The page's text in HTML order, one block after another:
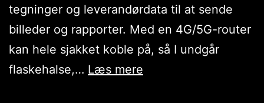
tegninger og leverandørdata til at sende
billeder og rapporter. Med en 4G/5G-router
kan hele sjakket koble på, så I undgår
flaskehalse,… Læs mere